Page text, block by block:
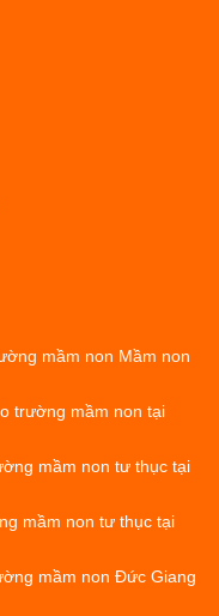
mầm non Mầm non
trường mầm non tại
mầm non tư thục tại
mầm non tư thục tại
mầm non Đức Giang